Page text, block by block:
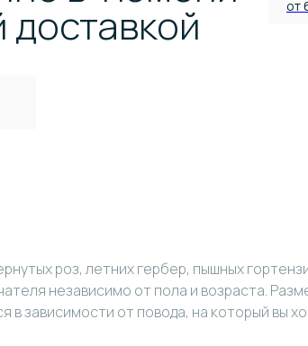
от
роз, летних гербер, пышных
независимо от пола и возраста.
в зависимости от повода, на который вы